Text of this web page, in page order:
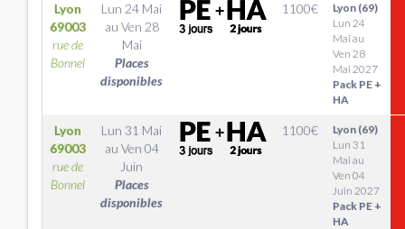
Lyon
69003
rue de
Bonnel
Lun 24 Mai
au Ven 28
Mai
Places
disponibles
1100€
Lyon (69)
Lun 24
Mai au
Ven 28
Mai 2027
Pack PE +
HA
Lyon
69003
rue de
Bonnel
Lun 31 Mai
au Ven 04
Juin
Places
disponibles
1100€
Lyon (69)
Lun 31
Mai au
Ven 04
Juin 2027
Pack PE +
HA